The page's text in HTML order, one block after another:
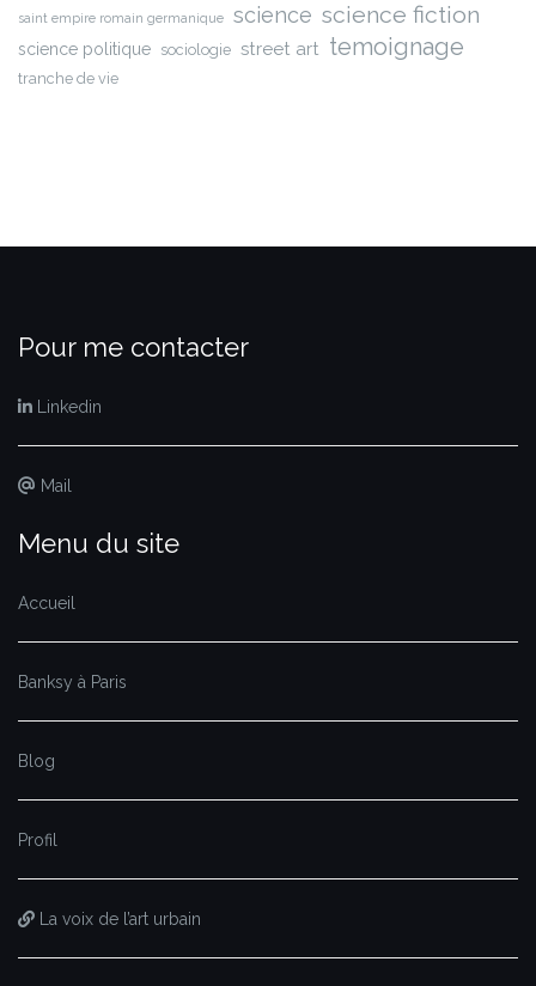
saint empire romain germanique science science fiction
science politique sociologie street art temoignage
tranche de vie
Pour me contacter
Linkedin
Mail
Menu du site
Accueil
Banksy à Paris
Blog
Profil
La voix de l’art urbain